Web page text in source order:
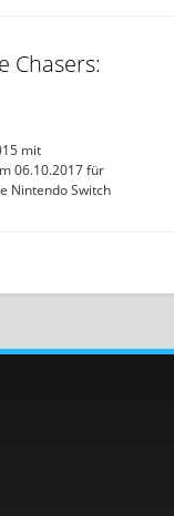
Chasers:
mit
06.10.2017 für
Nintendo Switch